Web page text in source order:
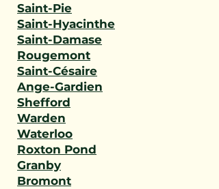
Saint-Pie
Saint-Hyacinthe
Saint-Damase
Rougemont
Saint-Césaire
Ange-Gardien
Shefford
Warden
Waterloo
Roxton Pond
Granby
Bromont